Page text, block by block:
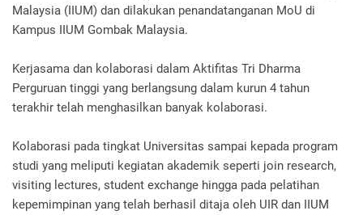
Malaysia (IIUM) dan dilakukan penandatanganan MoU di
Kampus IIUM Gombak Malaysia.
Kerjasama dan kolaborasi dalam Aktifitas Tri Dharma
Perguruan tinggi yang berlangsung dalam kurun 4 tahun
terakhir telah menghasilkan banyak kolaborasi.
Kolaborasi pada tingkat Universitas sampai kepada program
studi yang meliputi kegiatan akademik seperti join research,
visiting lectures, student exchange hingga pada pelatihan
kepemimpinan yang telah berhasil ditaja oleh UIR dan IIUM